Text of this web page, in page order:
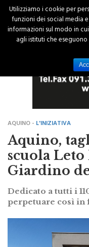
AQUINO -L'INIZIATIVA
Aquino,
scuola
Giardino
Dedicato a tutti i
perpetuare così
Utilizziamo i cookie per
funzioni dei social media
informazioni sul modo in
agli istituti che